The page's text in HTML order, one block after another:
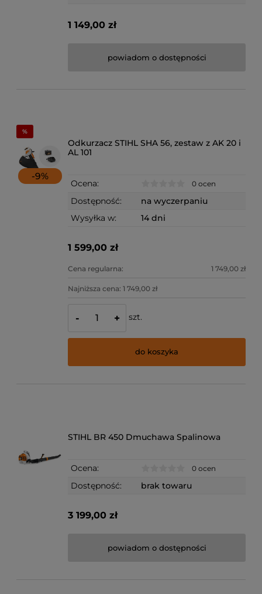
1 149,00 zł
powiadom o dostępności
-9%
Odkurzacz STIHL SHA 56, zestaw z AK 20 i
AL 101
Ocena: 0 ocen
Dostępność:
na wyczerpaniu
Wysyłka w:
14 dni
1 599,00 zł
Cena regularna: 1 749,00 zł
Najniższa cena:1 749,00 zł
- + szt.
do koszyka
STIHL BR 450 Dmuchawa Spalinowa
Ocena: 0 ocen
Dostępność: brak towaru
3 199,00 zł
powiadom o dostępności